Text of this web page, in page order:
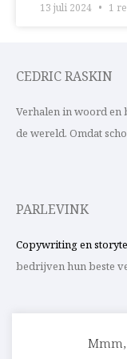
13 juli 2024 1
CEDRIC RASKIN
Verhalen in woord en
de wereld. Omdat
PARLEVINK
Copywriting en
bedrijven hun beste